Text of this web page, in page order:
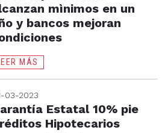
mìnimos en un
y bancos mejoran
LEER MÁS
03-2023
Estatal 10% pie
Hipotecarios